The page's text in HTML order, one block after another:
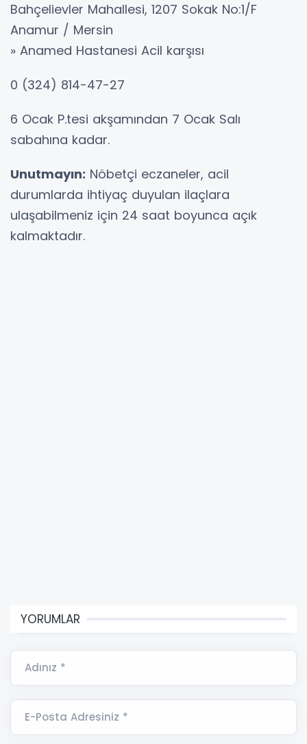
Bahçelievler Mahallesi, 1207 Sokak No:1/F
Anamur / Mersin
» Anamed Hastanesi Acil karşısı
0 (324) 814-47-27
6 Ocak P.tesi akşamından 7 Ocak Salı
sabahına kadar.
Unutmayın: Nöbetçi eczaneler, acil
durumlarda ihtiyaç duyulan ilaçlara
ulaşabilmeniz için 24 saat boyunca açık
kalmaktadır.
YORUMLAR
Adınız *
E-Posta Adresiniz *